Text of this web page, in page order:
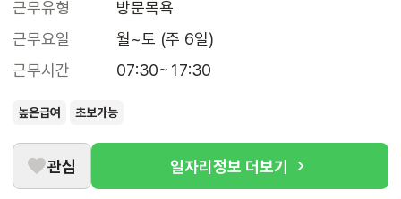
근무유형
방문목욕
근무요일
월~토 (주 6일)
근무시간
07:30~17:30
높은급여 초보가능
관심 일자리정보 더보기